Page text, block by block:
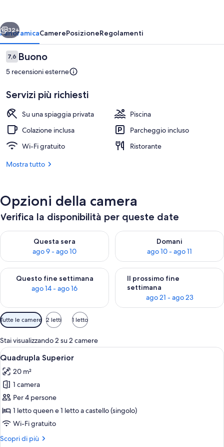
Avanti
32+
PanoramicaCamerePosizioneRegolamenti
Recensioni
7,67,6 su 10
Buono
5 recensioni esterne
Servizi più richiesti
Su una spiaggia privata
Piscina
Colazione inclusa
Parcheggio incluso
Wi-Fi gratuito
Ristorante
Mostra tutto
Opzioni della camera
Verifica la disponibilità per queste date
Questa sera
ago 9 - ago 10
Verifica la disponibilità per questa sera, ago 9 - ago 10
Domani
ago 10 - ago 11
Verifica la disponibilità per
Questo fine settimana
ago 14 - ago 16
Verifica la disponibilità per questo fine settimana, ago 14 -
Il prossimo fine
settimana
ago 21 - ago 23
Verifica la disponibilità per il
Filtri
disponibili
per
le
camere
Tutte le camere 2 letti 1 letto
Stai visualizzando 2 su 2 camere
Apri
tutte
le
foto
per
Quadrupla
Superior
Una moderna camera d'albergo
5
Quadrupla Superior
20 m²
1 camera
Per 4 persone
1 letto queen e 1 letto a castello (singolo)
Wi-Fi gratuito
Scopri di più
Altri